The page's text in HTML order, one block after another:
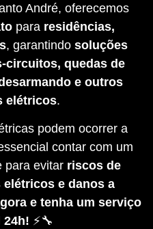
André, oferecemos
para residências,
, garantindo soluções
circuitos, quedas de
e outros
elétricos.
podem ocorrer a
contar com um
para evitar riscos de
e danos a
e tenha um serviço
24h! ⚡🔧